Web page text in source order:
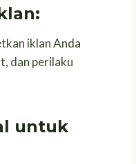
iklan Anda
dan perilaku
untuk